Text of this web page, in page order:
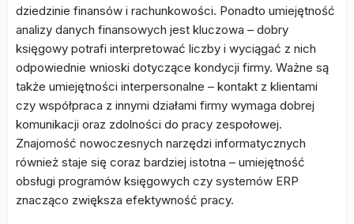
dziedzinie finansów i rachunkowości. Ponadto umiejętność
analizy danych finansowych jest kluczowa – dobry
księgowy potrafi interpretować liczby i wyciągać z nich
odpowiednie wnioski dotyczące kondycji firmy. Ważne są
także umiejętności interpersonalne – kontakt z klientami
czy współpraca z innymi działami firmy wymaga dobrej
komunikacji oraz zdolności do pracy zespołowej.
Znajomość nowoczesnych narzędzi informatycznych
również staje się coraz bardziej istotna – umiejętność
obsługi programów księgowych czy systemów ERP
znacząco zwiększa efektywność pracy.